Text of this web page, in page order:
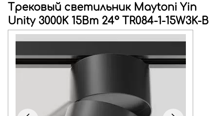
Трековый светильник Maytoni Yin
Unity 3000K 15Вт 24° TR084-1-15W3K-B